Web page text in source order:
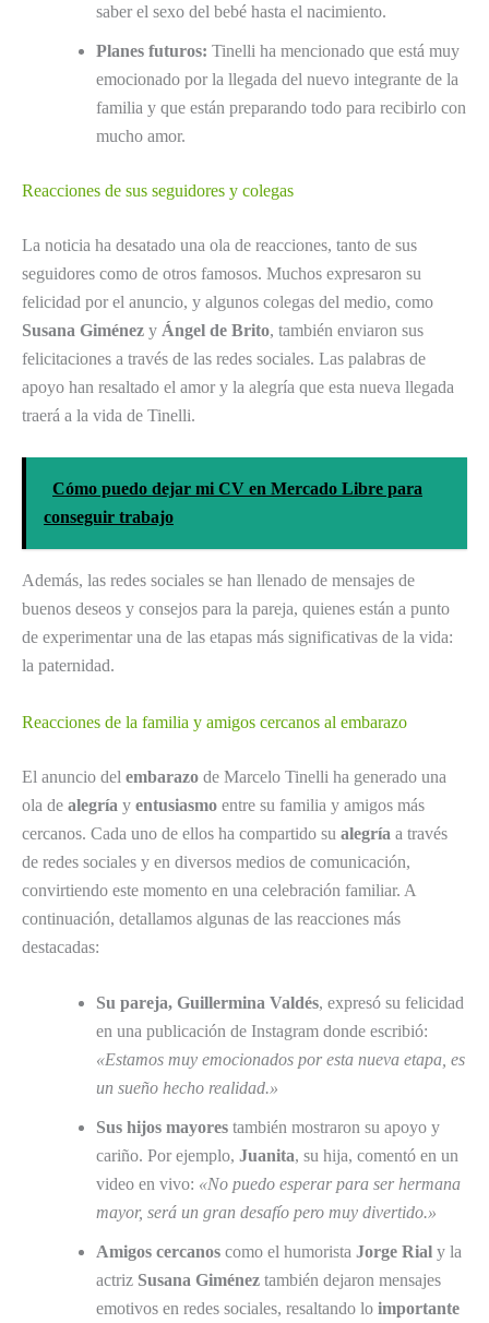
saber el sexo del bebé hasta el nacimiento.
Planes futuros: Tinelli ha mencionado que está muy
emocionado por la llegada del nuevo integrante de la
familia y que están preparando todo para recibirlo con
mucho amor.
Reacciones de sus seguidores y colegas
La noticia ha desatado una ola de reacciones, tanto de sus
seguidores como de otros famosos. Muchos expresaron su
felicidad por el anuncio, y algunos colegas del medio, como
Susana Giménez y Ángel de Brito, también enviaron sus
felicitaciones a través de las redes sociales. Las palabras de
apoyo han resaltado el amor y la alegría que esta nueva llegada
traerá a la vida de Tinelli.
Cómo puedo dejar mi CV en Mercado Libre para
conseguir trabajo
Además, las redes sociales se han llenado de mensajes de
buenos deseos y consejos para la pareja, quienes están a punto
de experimentar una de las etapas más significativas de la vida:
la paternidad.
Reacciones de la familia y amigos cercanos al embarazo
El anuncio del embarazo de Marcelo Tinelli ha generado una
ola de alegría y entusiasmo entre su familia y amigos más
cercanos. Cada uno de ellos ha compartido su alegría a través
de redes sociales y en diversos medios de comunicación,
convirtiendo este momento en una celebración familiar. A
continuación, detallamos algunas de las reacciones más
destacadas:
Su pareja, Guillermina Valdés, expresó su felicidad
en una publicación de Instagram donde escribió:
«Estamos muy emocionados por esta nueva etapa, es
un sueño hecho realidad.»
Sus hijos mayores también mostraron su apoyo y
cariño. Por ejemplo, Juanita, su hija, comentó en un
video en vivo: «No puedo esperar para ser hermana
mayor, será un gran desafío pero muy divertido.»
Amigos cercanos como el humorista Jorge Rial y la
actriz Susana Giménez también dejaron mensajes
emotivos en redes sociales, resaltando lo importante